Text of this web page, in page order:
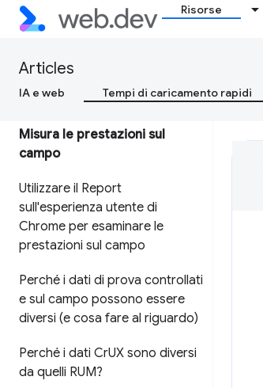
Risorse
Articles
IA e web Tempi di caricamento rapidi
Google
essenziali per i responsabili
Misura le prestazioni sul
campo
Utilizzare il Report
sull'esperienza utente di
Chrome per esaminare le
prestazioni sul campo
Perché i dati di prova controllati
e sul campo possono essere
diversi (e cosa fare al riguardo)
Perché i dati CrUX sono diversi
da quelli RUM?